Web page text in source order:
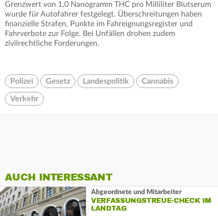
Grenzwert von 1,0 Nanogramm THC pro Milliliter Blutserum
wurde für Autofahrer festgelegt. Überschreitungen haben
finanzielle Strafen, Punkte im Fahreignungsregister und
Fahrverbote zur Folge. Bei Unfällen drohen zudem
zivilrechtliche Forderungen.
Polizei Gesetz Landespolitik Cannabis
Verkehr
AUCH INTERESSANT
Abgeordnete und Mitarbeiter
VERFASSUNGSTREUE-CHECK IM
LANDTAG